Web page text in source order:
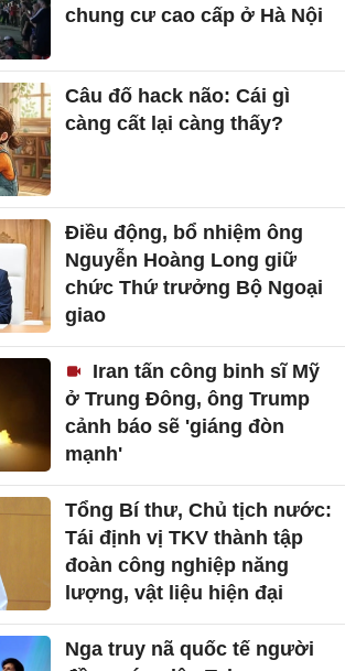
chung cư cao cấp ở Hà Nội
Câu đố hack não: Cái gì
càng cất lại càng thấy?
Điều động, bổ nhiệm ông
Nguyễn Hoàng Long giữ
chức Thứ trưởng Bộ Ngoại
giao
Iran tấn công binh sĩ Mỹ
ở Trung Đông, ông Trump
cảnh báo sẽ 'giáng đòn
mạnh'
Tổng Bí thư, Chủ tịch nước:
Tái định vị TKV thành tập
đoàn công nghiệp năng
lượng, vật liệu hiện đại
Nga truy nã quốc tế người